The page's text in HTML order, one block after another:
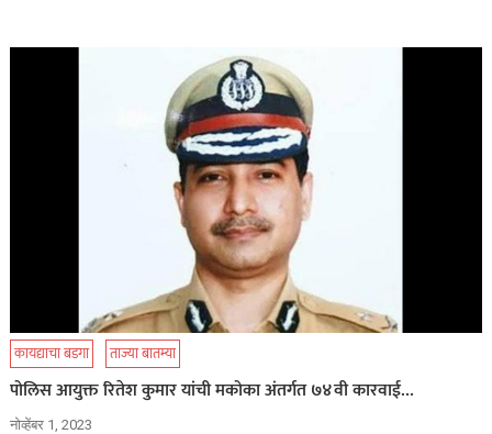
कायद्याचा बडगा ताज्या बातम्या
पोलिस आयुक्त रितेश कुमार यांची मकोका अंतर्गत ७४वी कारवाई…
नोव्हेंबर 1, 2023